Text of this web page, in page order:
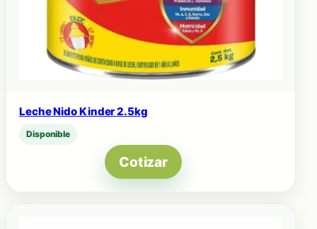
Leche Nido Kinder 2.5kg
Disponible
Cotizar